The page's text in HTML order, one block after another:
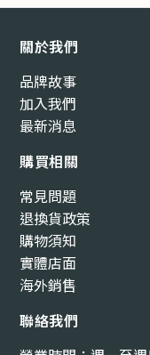
關於我們
品牌故事
加入我們
最新消息
購買相關
常見問題
退換貨政策
購物須知
實體店面
海外銷售
聯絡我們